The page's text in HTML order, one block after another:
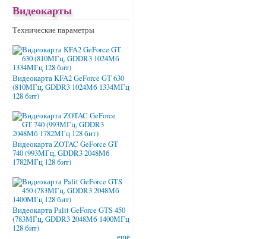
Видеокарты
Технические параметры
Видеокарта KFA2 GeForce GT 630
(810МГц, GDDR3 1024Мб 1334МГц
128 бит)
Видеокарта ZOTAC GeForce GT
740 (993МГц, GDDR3 2048Мб
1782МГц 128 бит)
Видеокарта Palit GeForce GTS 450
(783МГц, GDDR3 2048Мб 1400МГц
128 бит)